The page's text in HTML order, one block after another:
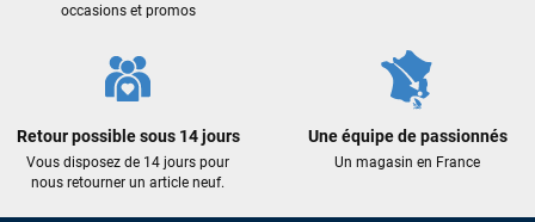
occasions et promos
Retour possible sous 14 jours
Vous disposez de 14 jours pour
nous retourner un article neuf.
Une équipe de passionnés
Un magasin en France
Cela faisait 6 mois que je galérais à remplacer ma board eux
m'ont trouvé une pépite à laquelle je n'aurais jamais pensé !
encore pour cette severne dyno !
Maronui RICHMOND
il y a 3 mois